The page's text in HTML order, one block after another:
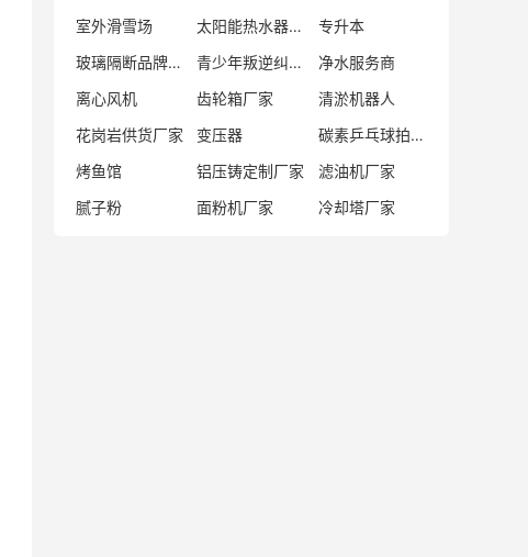
室外滑雪场
太阳能热水器厂商
专升本
玻璃隔断品牌厂家
青少年叛逆纠正学校
净水服务商
离心风机
齿轮箱厂家
清淤机器人
花岗岩供货厂家
变压器
碳素乒乓球拍底板
烤鱼馆
铝压铸定制厂家
滤油机厂家
腻子粉
面粉机厂家 冷却塔厂家